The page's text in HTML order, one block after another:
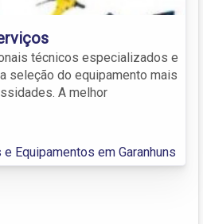
técnicos especializados e
seleção do equipamento mais
A melhor
Equipamentos em Garanhuns